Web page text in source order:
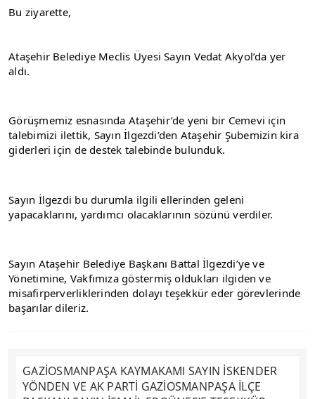
Bu ziyarette,
Ataşehir Belediye Meclis Üyesi Sayın Vedat Akyol’da yer
aldı.
Görüşmemiz esnasında Ataşehir’de yeni bir Cemevi için
talebimizi ilettik, Sayın İlgezdi’den Ataşehir Şubemizin kira
giderleri için de destek talebinde bulunduk.
Sayın İlgezdi bu durumla ilgili ellerinden geleni
yapacaklarını, yardımcı olacaklarının sözünü verdiler.
Sayın Ataşehir Belediye Başkanı Battal İlgezdi’ye ve
Yönetimine, Vakfımıza göstermiş oldukları ilgiden ve
misafirperverliklerinden dolayı teşekkür eder görevlerinde
başarılar dileriz.
GAZİOSMANPAŞA KAYMAKAMI SAYIN İSKENDER
YÖNDEN VE AK PARTİ GAZİOSMANPAŞA İLÇE